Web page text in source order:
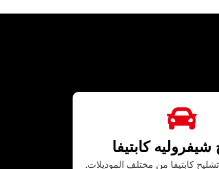
شيفروليه كابتيفا
كابتيفا من مختلف الموديلات.